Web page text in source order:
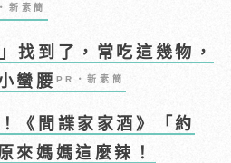
新素簡
找到了，常吃這幾物，
蠻腰 PR・新素簡
《間諜家家酒》「約
來媽媽這麼辣！